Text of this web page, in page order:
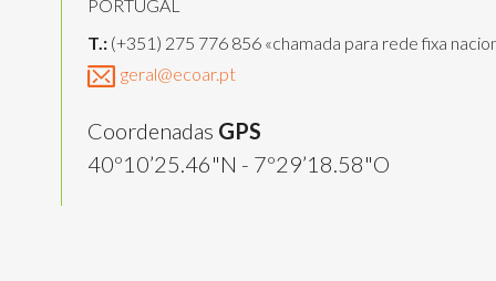
PORTUGAL
T.: (+351) 275 776 856 «chamada para rede fixa
geral@ecoar.pt
Coordenadas GPS
40º10’25.46"N - 7º29’18.58"O